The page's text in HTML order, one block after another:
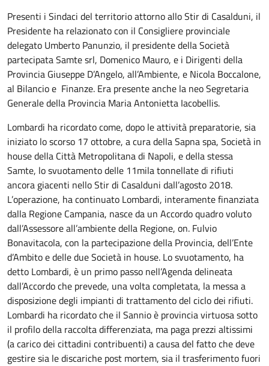
Presenti i Sindaci del territorio attorno allo Stir di Casalduni, il
Presidente ha relazionato con il Consigliere provinciale
delegato Umberto Panunzio, il presidente della Società
partecipata Samte srl, Domenico Mauro, e i Dirigenti della
Provincia Giuseppe D’Angelo, all’Ambiente, e Nicola Boccalone,
al Bilancio e Finanze. Era presente anche la neo Segretaria
Generale della Provincia Maria Antonietta Iacobellis.
Lombardi ha ricordato come, dopo le attività preparatorie, sia
iniziato lo scorso 17 ottobre, a cura della Sapna spa, Società in
house della Città Metropolitana di Napoli, e della stessa
Samte, lo svuotamento delle 11mila tonnellate di rifiuti
ancora giacenti nello Stir di Casalduni dall’agosto 2018.
L’operazione, ha continuato Lombardi, interamente finanziata
dalla Regione Campania, nasce da un Accordo quadro voluto
dall’Assessore all’ambiente della Regione, on. Fulvio
Bonavitacola, con la partecipazione della Provincia, dell’Ente
d’Ambito e delle due Società in house. Lo svuotamento, ha
detto Lombardi, è un primo passo nell’Agenda delineata
dall’Accordo che prevede, una volta completata, la messa a
disposizione degli impianti di trattamento del ciclo dei rifiuti.
Lombardi ha ricordato che il Sannio è provincia virtuosa sotto
il profilo della raccolta differenziata, ma paga prezzi altissimi
(a carico dei cittadini contribuenti) a causa del fatto che deve
gestire sia le discariche post mortem, sia il trasferimento fuori